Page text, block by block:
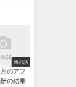
俺の話
のアフ
の結果